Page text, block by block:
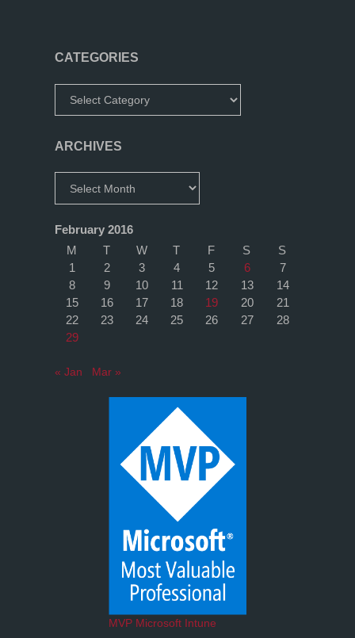
CATEGORIES
ARCHIVES
February 2016
M
T W T F S
S
1
2 3 4 5 6
7
8
9 10 11 12 13
14
15
16 17 18 19 20
21
22
23 24 25 26 27
28
29
« Jan Mar »
MVP Microsoft Intune